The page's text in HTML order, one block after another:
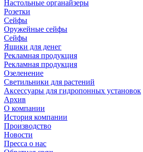
Настольные органайзеры
Розетки
Сейфы
Оружейные сейфы
Сейфы
Ящики для денег
Рекламная продукция
Рекламная продукция
Озеленение
Светильники для растений
Аксессуары для гидропонных установок
Архив
О компании
История компании
Производство
Новости
Пресса о нас